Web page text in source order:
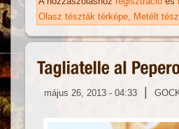
Olasz tészták térképe
Metélt
május 26, 2013 - 04:33 |